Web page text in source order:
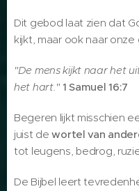
Dit gebod laat zien dat
kijkt, maar ook naar
"De mens kijkt naar het
het hart." 1 Samuel 16:7
Begeren lijkt misschien
juist dewortel van
tot leugens, bedrog,
De Bijbel leert